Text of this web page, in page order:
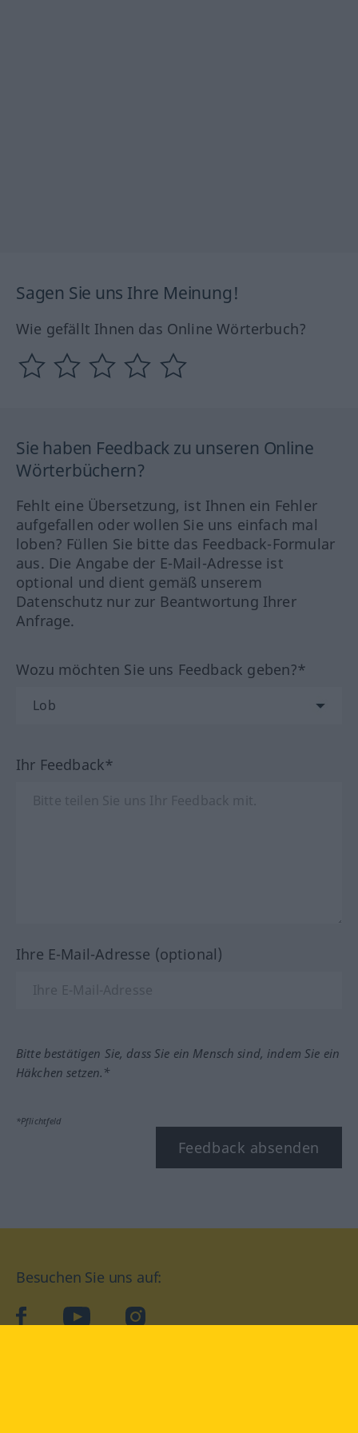
Sagen Sie uns Ihre Meinung!
Wie gefällt Ihnen das Online Wörterbuch?
Sie haben Feedback zu unseren Online
Wörterbüchern?
Fehlt eine Übersetzung, ist Ihnen ein Fehler
aufgefallen oder wollen Sie uns einfach mal
loben? Füllen Sie bitte das Feedback-Formular
aus. Die Angabe der E-Mail-Adresse ist
optional und dient gemäß unserem
Datenschutz nur zur Beantwortung Ihrer
Anfrage.
Wozu möchten Sie uns Feedback geben?*
Ihr Feedback*
Ihre E-Mail-Adresse (optional)
Bitte bestätigen Sie, dass Sie ein Mensch sind, indem Sie ein
Häkchen setzen.*
*Pflichtfeld
Feedback absenden
Besuchen Sie uns auf:
facebookYouTube Instagram